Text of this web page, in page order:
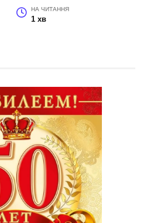
НА ЧИТАННЯ
1 хв